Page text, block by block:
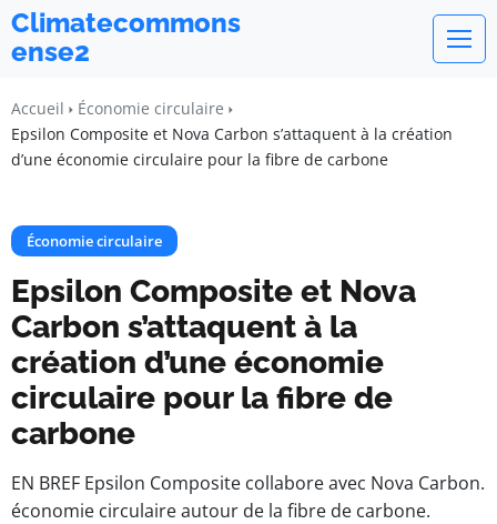
Climatecommons
ense2
Accueil
Économie circulaire
Epsilon Composite et Nova Carbon s’attaquent à la création
d’une économie circulaire pour la fibre de carbone
Économie circulaire
Epsilon Composite et Nova
Carbon s’attaquent à la
création d’une économie
circulaire pour la fibre de
carbone
EN BREF Epsilon Composite collabore avec Nova Carbon.
économie circulaire autour de la fibre de carbone.